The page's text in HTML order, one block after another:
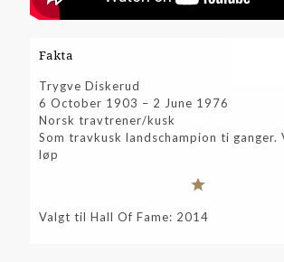
Fakta
Trygve Diskerud
6 October 1903 – 2 June 1976
Norsk travtrener/kusk
Som travkusk landschampion ti ganger.
løp
Valgt til Hall Of Fame: 2014